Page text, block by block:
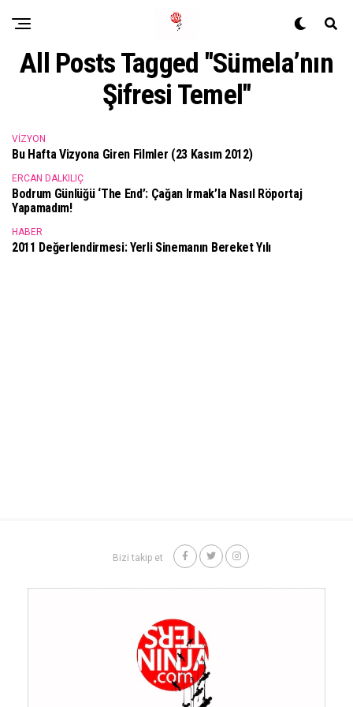
All Posts Tagged "Sümela’nın
Şifresi Temel"
VIZYON
Bu Hafta Vizyona Giren Filmler (23 Kasım 2012)
ERCAN DALKILIÇ
Bodrum Günlüğü ‘The End’: Çağan Irmak’la Nasıl Röportaj
Yapamadım!
HABER
2011 Değerlendirmesi: Yerli Sinemanın Bereket Yılı
Bizi takip et